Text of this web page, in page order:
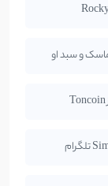
و سبد او